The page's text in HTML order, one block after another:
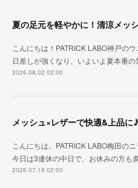
こんにちは！PATRICK LABO神戸のウ
日差しが強くなり、いよいよ夏本番
2026.08.02 02:00
こんにちは。PATRICK LABO梅田のニ
今日は3連休の中日で、お休みの方も
2026.07.19 02:00